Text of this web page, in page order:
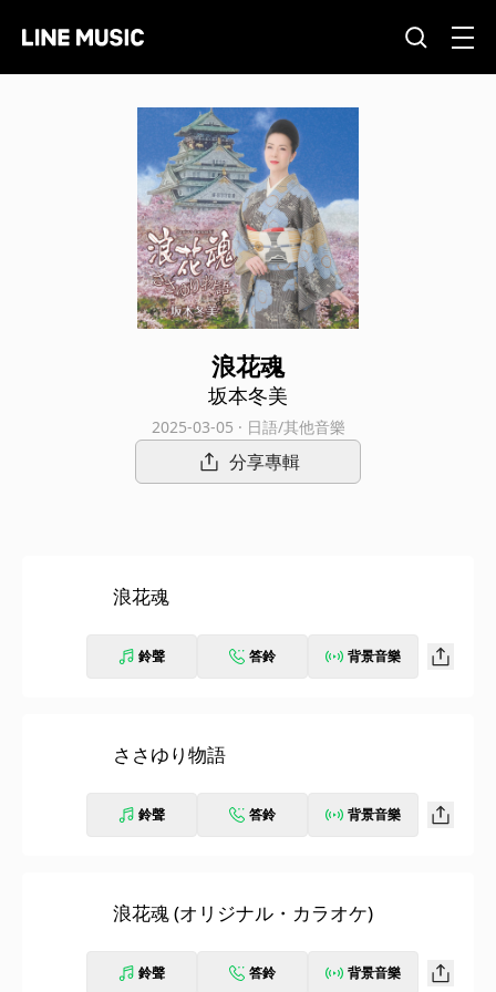
浪花魂
坂本冬美
2025-03-05 · 日語/其他音樂
分享專輯
浪花魂
鈴聲 答鈴 背景音樂
ささゆり物語
鈴聲 答鈴 背景音樂
浪花魂 (オリジナル・カラオケ)
鈴聲 答鈴 背景音樂